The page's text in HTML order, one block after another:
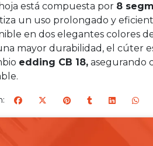
está compuesta por 8
un uso prolongado y
en dos elegantes colores
mayor durabilidad, el cúter
edding CB 18, asegurando